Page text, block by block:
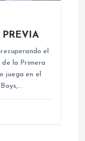
el
la Primera
juega en el